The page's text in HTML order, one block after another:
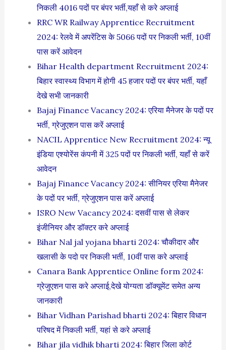
निकली 4016 पदों पर बंपर भर्ती,यहाँ से करे अप्लाई
RRC WR Railway Apprentice Recruitment
2024: रेलवे में अपरेंटिस के 5066 पदों पर निकली भर्ती, 10वीं
पास करें आवेदन
Bihar Health department Recruitment 2024:
बिहार स्वास्थ्य विभाग में होगी 45 हजार पदों पर बंपर भर्ती, यहाँ
देखे सभी जानकारी
Bajaj Finance Vacancy 2024: एरिया मैनेजर के पदों पर
भर्ती, ग्रेजुएशन पास करें अप्लाई
NACIL Apprentice New Recruitment 2024: न्यू
इंडिया एश्योरेंस कंपनी में 325 पदों पर निकली भर्ती, यहाँ से करें
आवेदन
Bajaj Finance Vacancy 2024: सीनियर एरिया मैनेजर
के पदों पर भर्ती, ग्रेजुएशन पास करें अप्लाई
ISRO New Vacancy 2024: दसवीं पास से लेकर
इंजीनियर और डॉक्टर करे अप्लाई
Bihar Nal jal yojana bharti 2024: चौकीदार और
खलासी के पदो पर निकली भर्ती, 10वीं पास करे अप्लाई
Canara Bank Apprentice Online form 2024:
ग्रेजुएशन पास करे अप्लाई,देखे योग्यता डॉक्यूमेंट समेत अन्य
जानकारी
Bihar Vidhan Parishad bharti 2024: बिहार विधान
परिषद में निकली भर्ती, यहां से करे अप्लाई
Bihar jila vidhik bharti 2024: बिहार जिला कोर्ट